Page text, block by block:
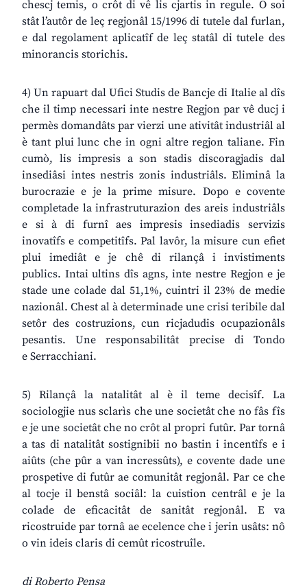
chescj temis, o crôt di vê lis cjartis in regule. O soi
stât l’autôr de leç regjonâl 15/1996 di tutele dal furlan,
e dal regolament aplicatîf de leç statâl di tutele des
minorancis storichis.
4) Un rapuart dal Ufici Studis de Bancje di Italie al dîs
che il timp necessari inte nestre Regjon par vê ducj i
permès domandâts par vierzi une ativitât industriâl al
è tant plui lunc che in ogni altre regjon taliane. Fin
cumò, lis impresis a son stadis discoragjadis dal
insediâsi intes nestris zonis industriâls. Eliminâ la
burocrazie e je la prime misure. Dopo e covente
completade la infrastruturazion des areis industriâls
e si à di furnî aes impresis insediadis servizis
inovatîfs e competitîfs. Pal lavôr, la misure cun efiet
plui imediât e je chê di rilançâ i invistiments
publics. Intai ultins dîs agns, inte nestre Regjon e je
stade une colade dal 51,1%, cuintri il 23% de medie
nazionâl. Chest al à determinade une crisi teribile dal
setôr des costruzions, cun ricjadudis ocupazionâls
pesantis. Une responsabilitât precise di Tondo
e Serracchiani.
5) Rilançâ la natalitât al è il teme decisîf. La
sociologjie nus sclarìs che une societât che no fâs fîs
e je une societât che no crôt al propri futûr. Par tornâ
a tas di natalitât sostignibii no bastin i incentîfs e i
aiûts (che pûr a van incressûts), e covente dade une
prospetive di futûr ae comunitât regjonâl. Par ce che
al tocje il benstâ sociâl: la cuistion centrâl e je la
colade de eficacitât de sanitât regjonâl. E va
ricostruide par tornâ ae ecelence che i jerin usâts: nô
o vin ideis claris di cemût ricostruîle.
di Roberto Pensa